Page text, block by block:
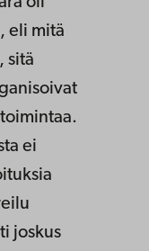
eli mitä
sitä
ei
joskus